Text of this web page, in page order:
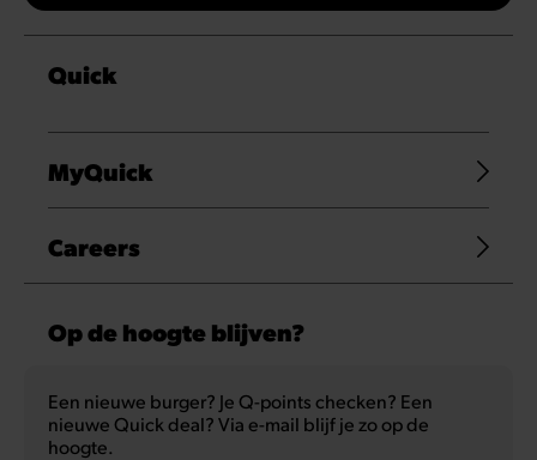
Quick
MyQuick
Careers
Op de hoogte blijven?
Een nieuwe burger? Je Q-points checken? Een
nieuwe Quick deal? Via e-mail blijf je zo op de
hoogte.